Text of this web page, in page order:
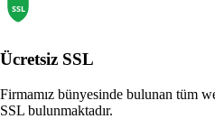
SSL
Ücretsiz SSL
Firmamız bünyesinde bulunan tüm
SSL bulunmaktadır.